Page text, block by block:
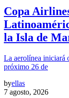
Copa
la Isla de
La aerolínea iniciará
próximo 26 de
byellas
7 agosto, 2026